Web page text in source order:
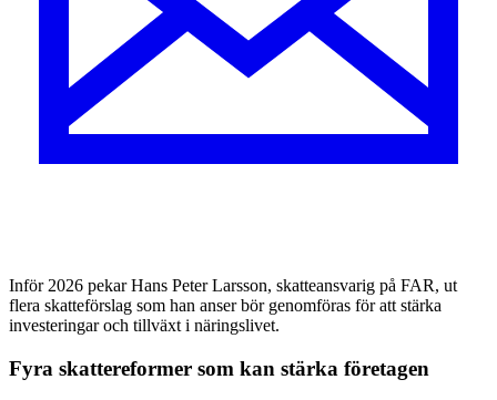
Inför 2026 pekar Hans Peter Larsson, skatteansvarig på FAR, ut
flera skatteförslag som han anser bör genomföras för att stärka
investeringar och tillväxt i näringslivet.
Fyra skattereformer som kan stärka företagen